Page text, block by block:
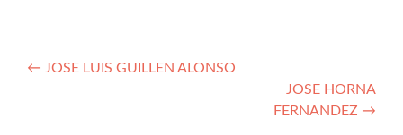
Navegación
← JOSE LUIS GUILLEN ALONSO
JOSE HORNA
FERNANDEZ →